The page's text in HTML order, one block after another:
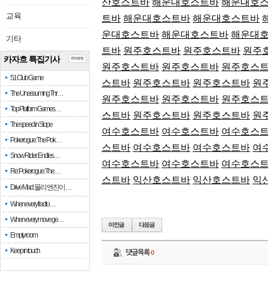
교육
기타
카자흐 특집기사
51 Club Game
The Unassuming Thr…
Top Platform Games…
The speed in Slope
Pokerogue: The Pok…
Snow Rider: Endles…
Re: Pokerogue: The…
Drive Mad: 물리 엔진이 …
When every fractio…
When every move ge…
Empty room
Keep in touch
more
산호스트바 해운대호스트바 해운대호
트바 해운대호스트바 해운대호스트바
운대호스트바 해운대호스트바 해운대
트바 원주호스트바 원주호스트바 원주
원주호스트바 원주호스트바 원주호스
스트바 원주호스트바 원주호스트바 원
원주호스트바 원주호스트바 원주호스
스트바 원주호스트바 원주호스트바 원
여수호스트바 여수호스트바 여수호스
스트바 여수호스트바 여수호스트바 여
여수호스트바 여수호스트바 여수호스
스트바 익산호스트바 익산호스트바 익
댓글목록0